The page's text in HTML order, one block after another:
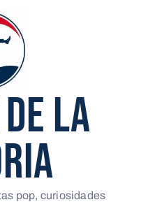
LA
pop, curiosidades